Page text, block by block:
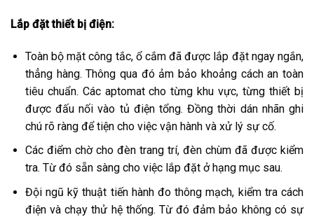
Lắp đặt thiết bị điện:
Toàn bộ mặt công tắc, ổ cắm đã được lắp đặt ngay ngắn,
thẳng hàng. Thông qua đó ảm bảo khoảng cách an toàn
tiêu chuẩn. Các aptomat cho từng khu vực, từng thiết bị
được đấu nối vào tủ điện tổng. Đồng thời dán nhãn ghi
chú rõ ràng để tiện cho việc vận hành và xử lý sự cố.
Các điểm chờ cho đèn trang trí, đèn chùm đã được kiểm
tra. Từ đó sẵn sàng cho việc lắp đặt ở hạng mục sau.
Đội ngũ kỹ thuật tiến hành đo thông mạch, kiểm tra cách
điện và chạy thử hệ thống. Từ đó đảm bảo không có sự